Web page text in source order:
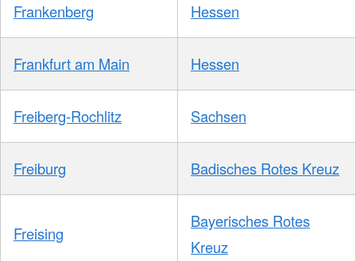
Frankenberg Hessen
Frankfurt am Main Hessen
Freiberg-Rochlitz Sachsen
Freiburg Badisches Rotes Kreuz
Freising
Bayerisches Rotes
Kreuz